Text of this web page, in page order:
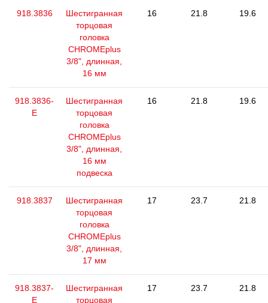
918.3836
Шестигранная
торцовая
головка
CHROMEplus
3/8", длинная,
16 мм
16 21.8 19.6
918.3836-
E
Шестигранная
торцовая
головка
CHROMEplus
3/8", длинная,
16 мм
подвеска
16 21.8 19.6
918.3837
Шестигранная
торцовая
головка
CHROMEplus
3/8", длинная,
17 мм
17 23.7 21.8
918.3837-
E
Шестигранная
торцовая
17 23.7 21.8